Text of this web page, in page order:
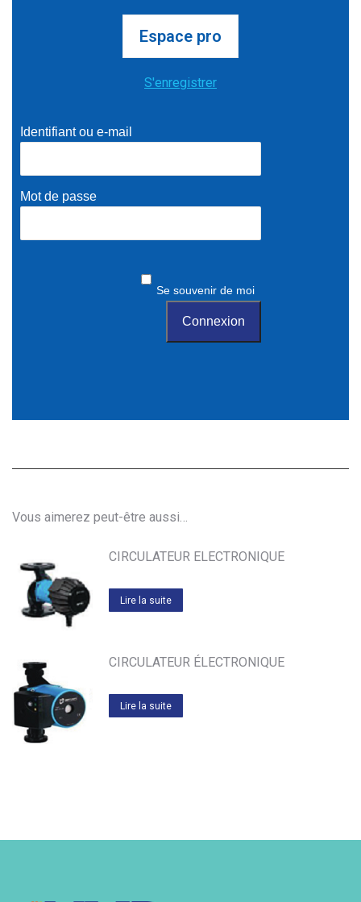
Espace pro
S'enregistrer
Identifiant ou e-mail
Mot de passe
Se souvenir de moi
Vous aimerez peut-être aussi…
CIRCULATEUR ELECTRONIQUE
Lire la suite
CIRCULATEUR ÉLECTRONIQUE
Lire la suite